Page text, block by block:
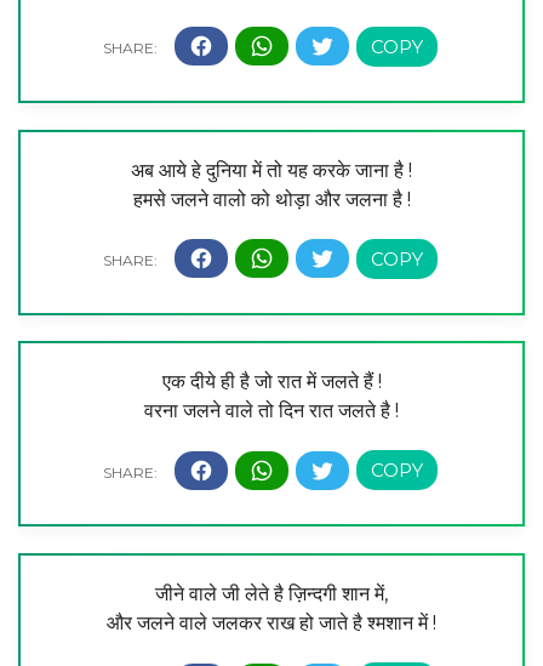
अब आये हे दुनिया में तो यह करके जाना है !
हमसे जलने वालो को थोड़ा और जलना है !
एक दीये ही है जो रात में जलते हैं !
वरना जलने वाले तो दिन रात जलते है !
जीने वाले जी लेते है ज़िन्दगी शान में,
और जलने वाले जलकर राख हो जाते है श्मशान में !